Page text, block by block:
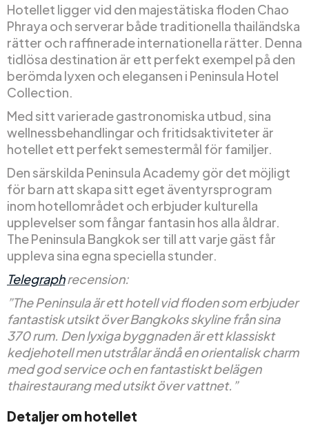
Hotellet ligger vid den majestätiska floden Chao
Phraya och serverar både traditionella thailändska
rätter och raffinerade internationella rätter. Denna
tidlösa destination är ett perfekt exempel på den
berömda lyxen och elegansen i Peninsula Hotel
Collection.
Med sitt varierade gastronomiska utbud, sina
wellnessbehandlingar och fritidsaktiviteter är
hotellet ett perfekt semestermål för familjer.
Den särskilda Peninsula Academy gör det möjligt
för barn att skapa sitt eget äventyrsprogram
inom hotellområdet och erbjuder kulturella
upplevelser som fångar fantasin hos alla åldrar.
The Peninsula Bangkok ser till att varje gäst får
uppleva sina egna speciella stunder.
Telegraphrecension:
”The Peninsula är ett hotell vid floden som erbjuder
fantastisk utsikt över Bangkoks skyline från sina
370 rum. Den lyxiga byggnaden är ett klassiskt
kedjehotell men utstrålar ändå en orientalisk charm
med god service och en fantastiskt belägen
thairestaurang med utsikt över vattnet.”
Detaljer om hotellet